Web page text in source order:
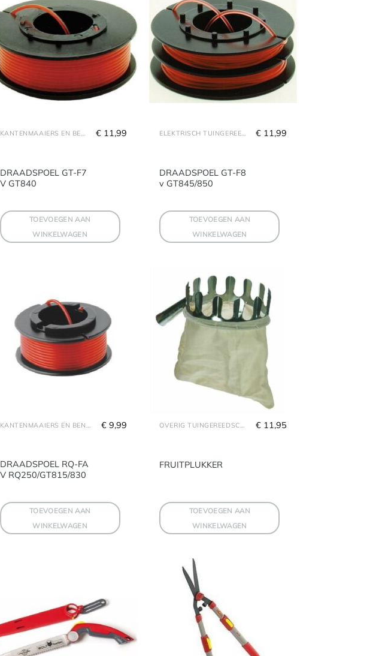
KANTENMAAIERS EN BENODIGDHEDEN
DRAADSPOEL GT-F7
V GT840
€ 11,99
TOEVOEGEN AAN
WINKELWAGEN
ELEKTRISCH TUINGEREEDSCHAP & ACCESSOIRES
DRAADSPOEL GT-F8
v GT845/850
€ 11,99
TOEVOEGEN AAN
WINKELWAGEN
DRAADSPOEL RQ-FA
V RQ250/GT815/830
€ 9,99
TOEVOEGEN AAN
WINKELWAGEN
FRUITPLUKKER
€ 11,95
TOEVOEGEN AAN
WINKELWAGEN